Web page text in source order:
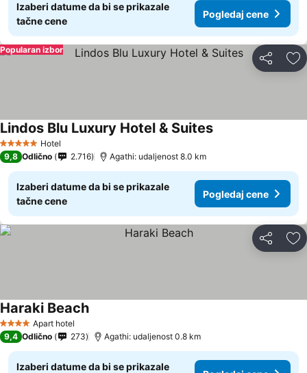
Izaberi datume da bi se prikazale
tačne cene
Pogledaj cene
Deli
Popularan izbor
5 ZvezdiceHotel
Lindos Blu Luxury Hotel & Suites
9,8 Odlično 2.716 Agathi: udaljenost 8.0 km
Izaberi datume da bi se prikazale
tačne cene
Pogledaj cene
Deli
4 ZvezdiceApart hotel
Haraki Beach
9,4 Odlično 273 Agathi: udaljenost 0.8 km
Izaberi datume da bi se prikazale